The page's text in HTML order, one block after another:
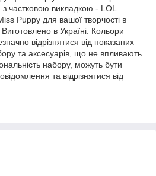
частковою викладкою - LOL
Puppy для вашої творчості в
в Україні. Кольори
відрізнятися від показаних
та аксесуарів, що не впливають
набору, можуть бути
та відрізнятися від